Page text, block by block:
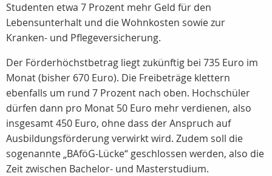
Studenten etwa 7 Prozent mehr Geld für den
Lebensunterhalt und die Wohnkosten sowie zur
Kranken- und Pflegeversicherung.
Der Förderhöchstbetrag liegt zukünftig bei 735 Euro im
Monat (bisher 670 Euro). Die Freibeträge klettern
ebenfalls um rund 7 Prozent nach oben. Hochschüler
dürfen dann pro Monat 50 Euro mehr verdienen, also
insgesamt 450 Euro, ohne dass der Anspruch auf
Ausbildungsförderung verwirkt wird. Zudem soll die
sogenannte „BAföG-Lücke“ geschlossen werden, also die
Zeit zwischen Bachelor- und Masterstudium.